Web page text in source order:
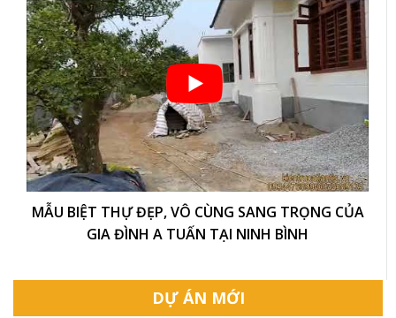
MẪU BIỆT THỰ ĐẸP, VÔ CÙNG SANG TRỌNG CỦA
GIA ĐÌNH A TUẤN TẠI NINH BÌNH
DỰ ÁN MỚI